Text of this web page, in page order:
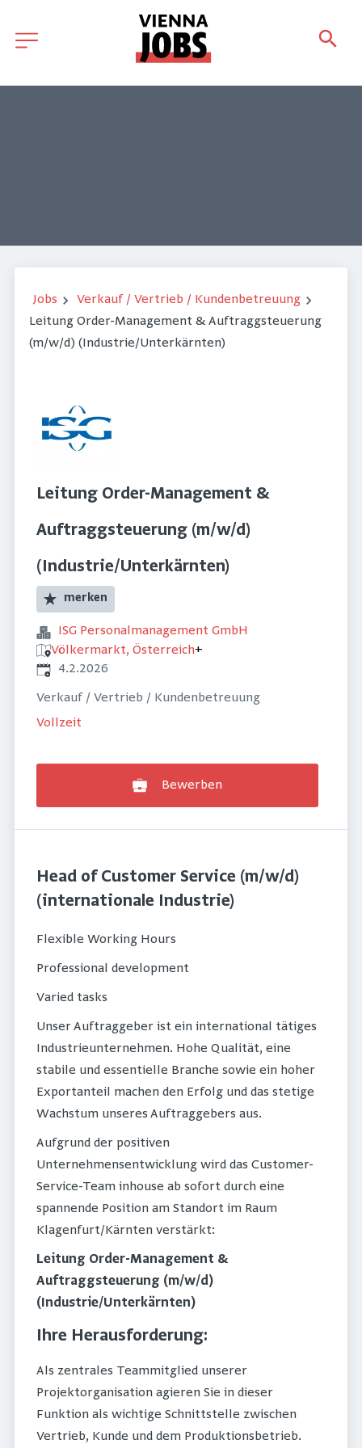
Jobs
Verkauf / Vertrieb / Kundenbetreuung
Leitung Order-Management & Auftraggsteuerung
(m/w/d) (Industrie/Unterkärnten)
Leitung Order-Management &
Auftraggsteuerung (m/w/d)
(Industrie/Unterkärnten)
merken
ISG Personalmanagement GmbH
Völkermarkt, Österreich+
Veröffentlicht
4.2.2026
Verkauf / Vertrieb / Kundenbetreuung
Vollzeit
Bewerben
Head of Customer Service (m/w/d)
(internationale Industrie)
Flexible Working Hours
Professional development
Varied tasks
Unser Auftraggeber ist ein international tätiges
Industrieunternehmen. Hohe Qualität, eine
stabile und essentielle Branche sowie ein hoher
Exportanteil machen den Erfolg und das stetige
Wachstum unseres Auftraggebers aus.
Aufgrund der positiven
Unternehmensentwicklung wird das Customer-
Service-Team inhouse ab sofort durch eine
spannende Position am Standort im Raum
Klagenfurt/Kärnten verstärkt:
Leitung Order-Management &
Auftraggsteuerung (m/w/d)
(Industrie/Unterkärnten)
Ihre Herausforderung:
Als zentrales Teammitglied unserer
Projektorganisation agieren Sie in dieser
Funktion als wichtige Schnittstelle zwischen
Vertrieb, Kunde und dem Produktionsbetrieb.